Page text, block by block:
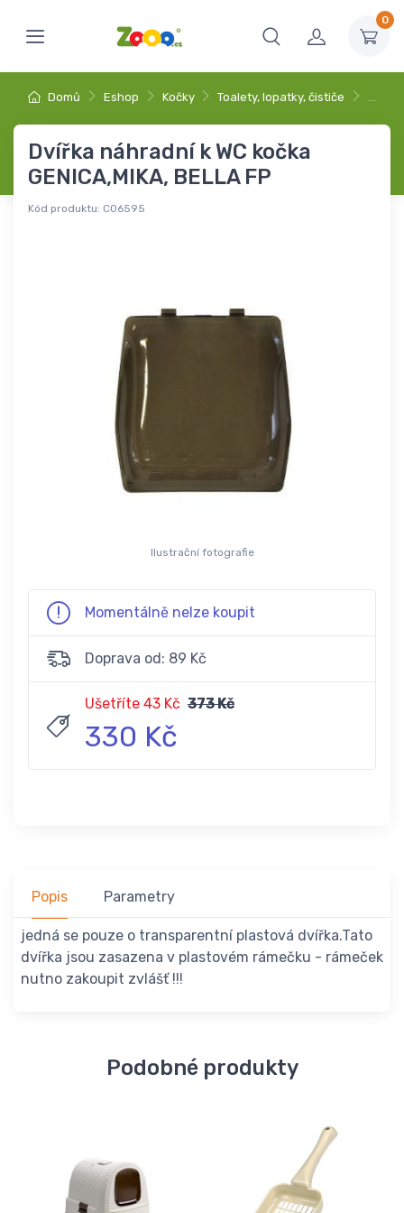
0
Domů Eshop Kočky Toalety, lopatky, čističe …
Dvířka náhradní k WC kočka
GENICA,MIKA, BELLA FP
Kód produktu: C06595
Ilustrační fotografie
Momentálně nelze koupit
Doprava od: 89 Kč
Ušetříte 43 Kč 373 Kč
330 Kč
Popis Parametry
jedná se pouze o transparentní plastová dvířka.Tato
dvířka jsou zasazena v plastovém rámečku - rámeček
nutno zakoupit zvlášť !!!
Podobné produkty